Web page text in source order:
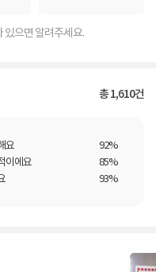
있으면 알려주세요.
총1,610건
요
92%
이에요
85%
93%